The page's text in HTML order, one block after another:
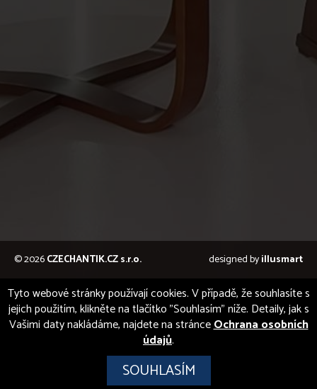
© 2026CZECHANTIK.CZ s.r.o. designed byillusmart
Tyto webové stránky používají cookies. V případě, že souhlasíte s
jejich použitím, klikněte na tlačítko "Souhlasím" níže. Detaily, jak s
Vašimi daty nakládáme, najdete na stránceOchrana osobních
údajů.